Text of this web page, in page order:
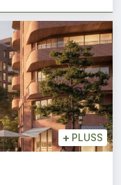
+ PLUSS